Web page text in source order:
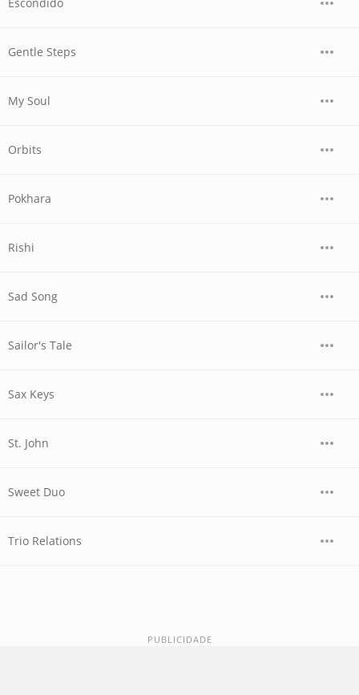
Gentle Steps
My Soul
Orbits
Pokhara
Rishi
Sad Song
Sailor's Tale
Sax Keys
St. John
Sweet Duo
Trio Relations